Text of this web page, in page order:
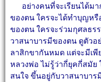
อย่างคนที่จะเรียนได้ม
ของตน ใครจะได้ทำบุญห
ของตน ใครจะร่วมกุศลธ
วาสนาบารมีของตน ดูตัวอ
ลาสิกขากันหมด แต่จะมีเพี
หลวงพ่อ ไม่รู้ว่ากี่ยุคกี่สมัย
สนใจ ขึ้นอยู่กับวาสนาบา